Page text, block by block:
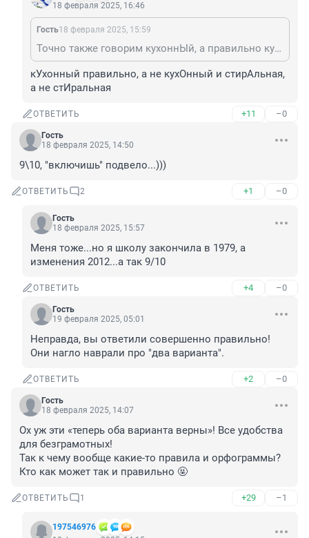
18 февраля 2025, 16:46
Гость18 февраля 2025, 15:59
Точно также говорим кухоннЫй, а правильно кухОнный И стИральная машина...а не стирАльная
кУхонный правильно, а не кухОнный и стирАльная,
а не стИральная
ОТВЕТИТЬ +11 –0
Гость
18 февраля 2025, 14:50
9\10, "включишь" подвело...)))
ОТВЕТИТЬ 2 +1 –0
Гость
18 февраля 2025, 15:57
Меня тоже...но я школу закончила в 1979, а
изменения 2012...а так 9/10
ОТВЕТИТЬ +4 –0
Гость
19 февраля 2025, 05:01
Неправда, вы ответили совершенно правильно!
Они нагло наврали про "два варианта".
ОТВЕТИТЬ +2 –0
Гость
18 февраля 2025, 14:07
Ох уж эти «теперь оба варианта верны»! Все удобства
для безграмотных!
Так к чему вообще какие-то правила и орфограммы?
Кто как может так и правильно 🤬
ОТВЕТИТЬ 1 +29 –1
197546976